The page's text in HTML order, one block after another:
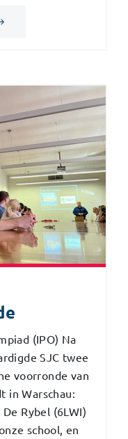
(IPO) Na
SJC twee
voorronde van
in Warschau:
Rybel (6LWI)
school, en